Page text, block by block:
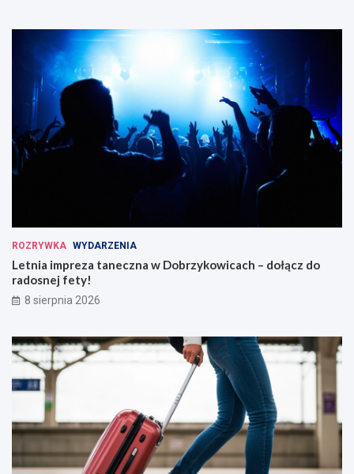
ROZRYWKA WYDARZENIA
Letnia impreza taneczna w Dobrzykowicach – dołącz do
radosnej fety!
8 sierpnia 2026